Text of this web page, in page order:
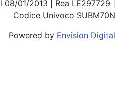
01/2013 | Rea LE297729 |
Codice Univoco SUBM70N
Powered by Envision Digital